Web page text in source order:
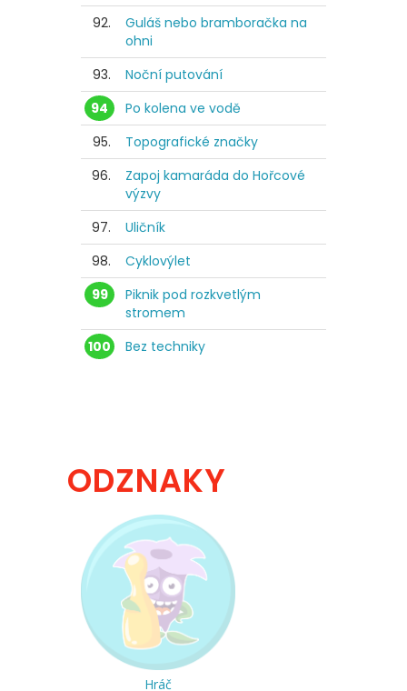
92.
Guláš nebo bramboračka na
ohni
93.
Noční putování
94
Po kolena ve vodě
95.
Topografické značky
96.
Zapoj kamaráda do Hořcové
výzvy
97.
Uličník
98.
Cyklovýlet
99
Piknik pod rozkvetlým
stromem
100
Bez techniky
ODZNAKY
Hráč